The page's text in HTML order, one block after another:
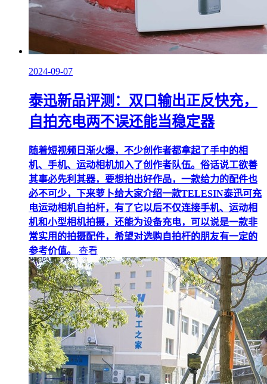
2024-09-07
泰迅新品评测：双口输出正反快充，
自拍充电两不误还能当稳定器
​随着短视频日渐火爆，不少创作者都拿起了手中的相
机、手机、运动相机加入了创作者队伍。俗话说工欲善
其事必先利其器，要想拍出好作品，一款给力的配件也
必不可少，下来萝卜给大家介绍一款TELESIN泰迅可充
电运动相机自拍杆，有了它以后不仅连接手机、运动相
机和小型相机拍摄，还能为设备充电，可以说是一款非
常实用的拍摄配件，希望对选购自拍杆的朋友有一定的
参考价值。
查看